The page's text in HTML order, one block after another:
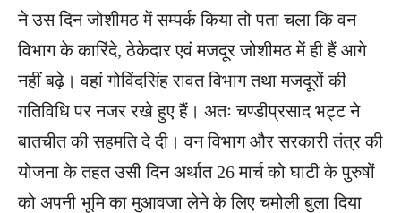
ने उस दिन जोशीमठ में सम्पर्क किया तो पता चला कि वन
विभाग के कारिंदे, ठेकेदार एवं मजदूर जोशीमठ में ही हैं आगे
नहीं बढ़े। वहां गोविंदसिंह रावत विभाग तथा मजदूरों की
गतिविधि पर नजर रखे हुए हैं। अतः चण्डीप्रसाद भट्ट ने
बातचीत की सहमति दे दी। वन विभाग और सरकारी तंत्र की
योजना के तहत उसी दिन अर्थात 26 मार्च को घाटी के पुरुषों
को अपनी भूमि का मुआवजा लेने के लिए चमोली बुला दिया